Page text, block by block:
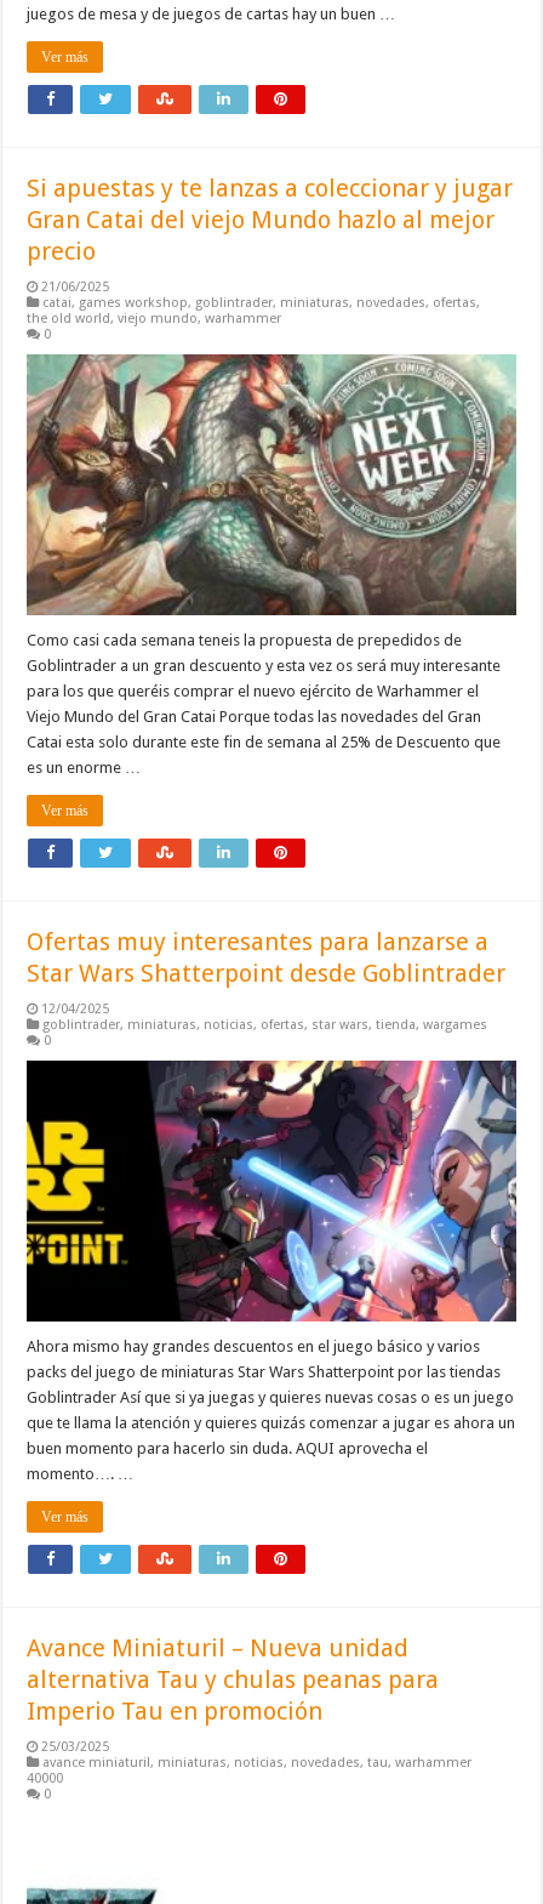
juegos de mesa y de juegos de cartas hay un buen …
Ver más
Si apuestas y te lanzas a coleccionar y jugar
Gran Catai del viejo Mundo hazlo al mejor
precio
21/06/2025
catai, games workshop, goblintrader, miniaturas, novedades, ofertas,
the old world,viejo mundo,warhammer
0
Como casi cada semana teneis la propuesta de prepedidos de
Goblintrader a un gran descuento y esta vez os será muy interesante
para los que queréis comprar el nuevo ejército de Warhammer el
Viejo Mundo del Gran Catai Porque todas las novedades del Gran
Catai esta solo durante este fin de semana al 25% de Descuento que
es un enorme …
Ver más
Ofertas muy interesantes para lanzarse a
Star Wars Shatterpoint desde Goblintrader
12/04/2025
goblintrader, miniaturas, noticias, ofertas, star wars,tienda,wargames
0
Ahora mismo hay grandes descuentos en el juego básico y varios
packs del juego de miniaturas Star Wars Shatterpoint por las tiendas
Goblintrader Así que si ya juegas y quieres nuevas cosas o es un juego
que te llama la atención y quieres quizás comenzar a jugar es ahora un
buen momento para hacerlo sin duda. AQUI aprovecha el
momento…. …
Ver más
Avance Miniaturil – Nueva unidad
alternativa Tau y chulas peanas para
Imperio Tau en promoción
25/03/2025
avance miniaturil, miniaturas, noticias, novedades,tau,warhammer
40000
0